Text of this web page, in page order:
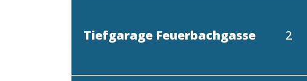
Tiefgarage Feuerbachgasse 2